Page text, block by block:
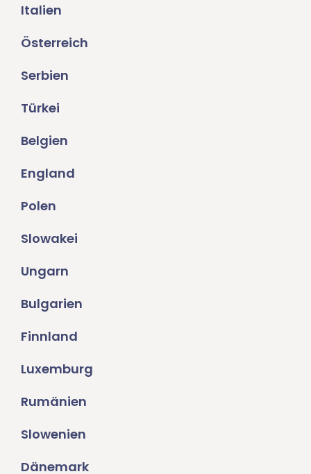
Italien
Österreich
Serbien
Türkei
Belgien
England
Polen
Slowakei
Ungarn
Bulgarien
Finnland
Luxemburg
Rumänien
Slowenien
Dänemark